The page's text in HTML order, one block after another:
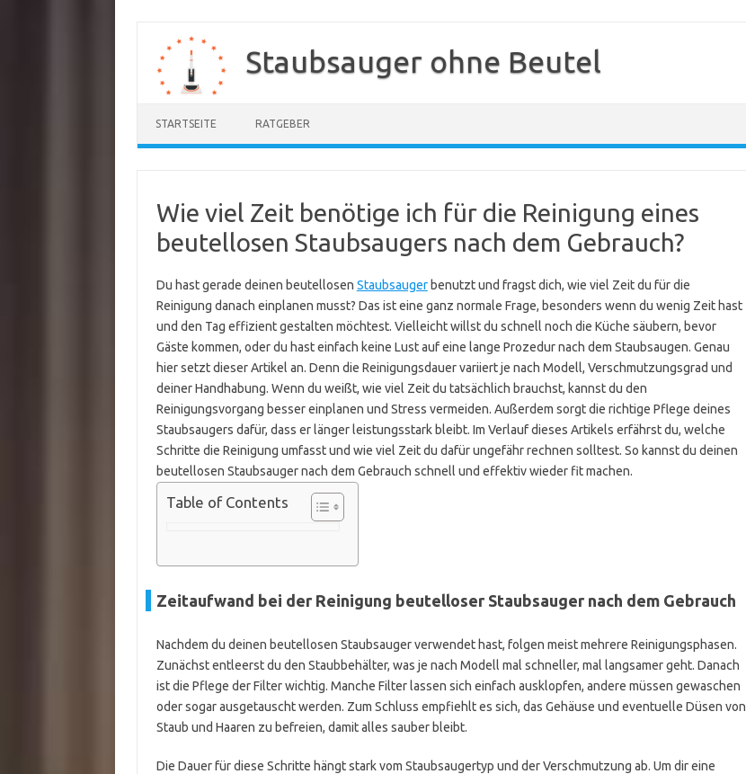
springen
Staubsauger ohne Beutel
STARTSEITE RATGEBER
Wie viel Zeit benötige ich für die Reinigung eines
beutellosen Staubsaugers nach dem Gebrauch?
Du hast gerade deinen beutellosen Staubsaugerbenutzt und fragst dich, wie viel Zeit du für die
Reinigung danach einplanen musst? Das ist eine ganz normale Frage, besonders wenn du wenig Zeit hast
und den Tag effizient gestalten möchtest. Vielleicht willst du schnell noch die Küche säubern, bevor
Gäste kommen, oder du hast einfach keine Lust auf eine lange Prozedur nach dem Staubsaugen. Genau
hier setzt dieser Artikel an. Denn die Reinigungsdauer variiert je nach Modell, Verschmutzungsgrad und
deiner Handhabung. Wenn du weißt, wie viel Zeit du tatsächlich brauchst, kannst du den
Reinigungsvorgang besser einplanen und Stress vermeiden. Außerdem sorgt die richtige Pflege deines
Staubsaugers dafür, dass er länger leistungsstark bleibt. Im Verlauf dieses Artikels erfährst du, welche
Schritte die Reinigung umfasst und wie viel Zeit du dafür ungefähr rechnen solltest. So kannst du deinen
beutellosen Staubsauger nach dem Gebrauch schnell und effektiv wieder fit machen.
Table of Contents
Zeitaufwand bei der Reinigung beutelloser Staubsauger nach dem Gebrauch
Nachdem du deinen beutellosen Staubsauger verwendet hast, folgen meist mehrere Reinigungsphasen.
Zunächst entleerst du den Staubbehälter, was je nach Modell mal schneller, mal langsamer geht. Danach
ist die Pflege der Filter wichtig. Manche Filter lassen sich einfach ausklopfen, andere müssen gewaschen
oder sogar ausgetauscht werden. Zum Schluss empfiehlt es sich, das Gehäuse und eventuelle Düsen von
Staub und Haaren zu befreien, damit alles sauber bleibt.
Die Dauer für diese Schritte hängt stark vom Staubsaugertyp und der Verschmutzung ab. Um dir eine